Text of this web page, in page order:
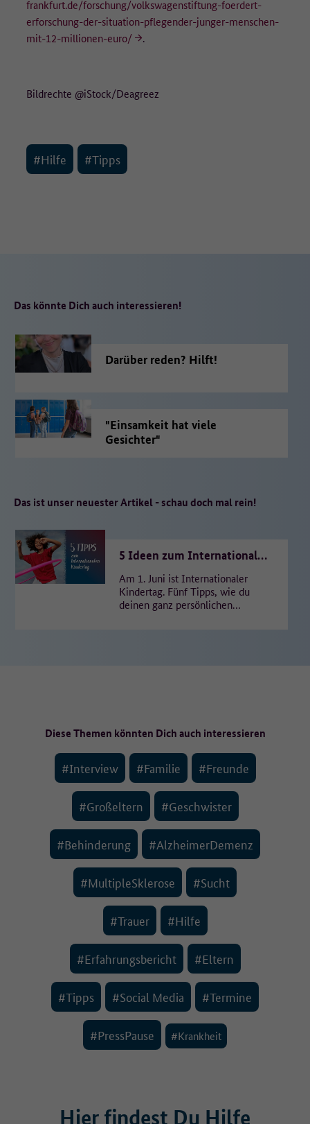
frankfurt.de/forschung/volkswagenstiftung-foerdert-
erforschung-der-situation-pflegender-junger-menschen-
mit-12-millionen-euro/
.
Bildrechte @iStock/Deagreez
#Hilfe #Tipps
Das könnte Dich auch interessieren!
Darüber reden? Hilft!
"Einsamkeit hat viele
Gesichter"
Das ist unser neuester Artikel - schau doch mal rein!
5 Ideen zum Internationalen
Am 1. Juni ist Internationaler
Kindertag. Fünf Tipps, wie du
deinen ganz persönlichen
Diese Themen könnten Dich auch interessieren
#Interview #Familie #Freunde
#Großeltern #Geschwister
#Behinderung #AlzheimerDemenz
#MultipleSklerose #Sucht
#Trauer #Hilfe
#Erfahrungsbericht #Eltern
#Tipps #Social Media #Termine
#PressPause #Krankheit
Hier findest Du Hilfe